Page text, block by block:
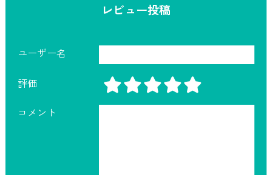
レビュー投稿
ユーザー名
評価
コメント